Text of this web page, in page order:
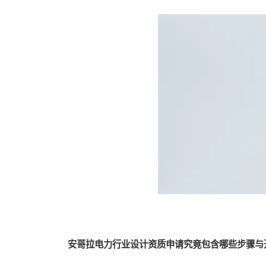
安哥拉电力行业设计资质申请究竟包含哪些步骤与